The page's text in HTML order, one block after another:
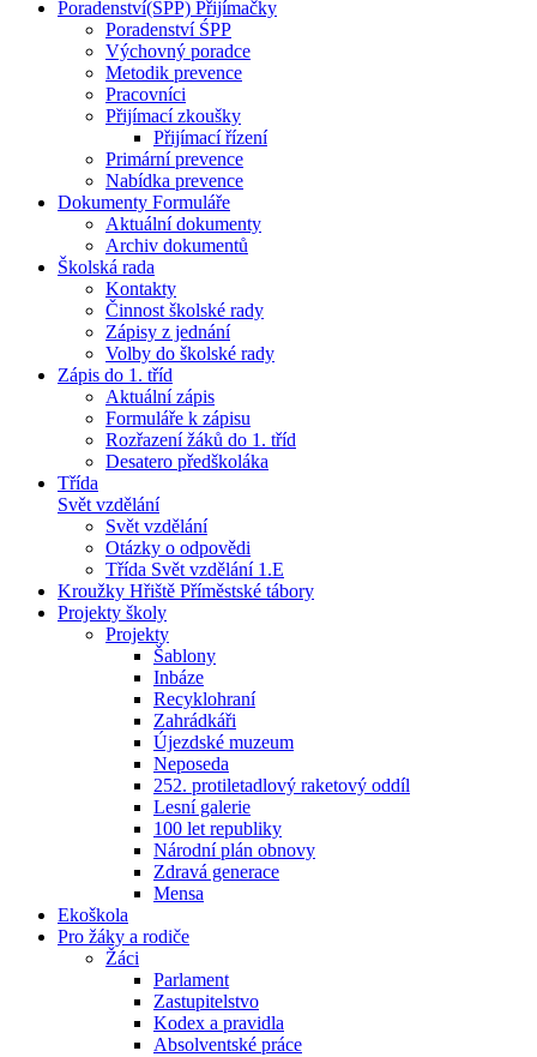
Poradenství(ŠPP) Přijímačky
Poradenství ŚPP
Výchovný poradce
Metodik prevence
Pracovníci
Přijímací zkoušky
Přijímací řízení
Primární prevence
Nabídka prevence
Dokumenty Formuláře
Aktuální dokumenty
Archiv dokumentů
Školská rada
Kontakty
Činnost školské rady
Zápisy z jednání
Volby do školské rady
Zápis do 1. tříd
Aktuální zápis
Formuláře k zápisu
Rozřazení žáků do 1. tříd
Desatero předškoláka
Třída
Svět vzdělání
Svět vzdělání
Otázky o odpovědi
Třída Svět vzdělání 1.E
Kroužky Hřiště Příměstské tábory
Projekty školy
Projekty
Šablony
Inbáze
Recyklohraní
Zahrádkáři
Újezdské muzeum
Neposeda
252. protiletadlový raketový oddíl
Lesní galerie
100 let republiky
Národní plán obnovy
Zdravá generace
Mensa
Ekoškola
Pro žáky a rodiče
Žáci
Parlament
Zastupitelstvo
Kodex a pravidla
Absolventské práce